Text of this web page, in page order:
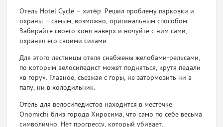
Отель Hotel Cycle – хитёр. Решил проблему парковки и
охраны – самым, возможно, оригинальным способом.
Забирайте своего коня наверх и ночуйте с ним сами,
охраняя его своими силами.
Для этого лестницы отеля снабжены желобами-рельсами,
по которым велосипедист может подняться, крутя педали
«в гору». Главное, съезжая с горы, не затормозить ни в
папу, ни в холодильник.
Отель для велосипедистов находится в местечке
Onomichi близ города Хиросима, что само по себе весьма
символично. Нет прогрессу, который убивает.